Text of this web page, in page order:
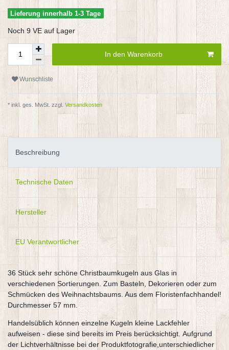
Lieferung innerhalb 1-3 Tage
Noch 9 VE auf Lager
In den Warenkorb
Wunschliste
* inkl. ges. MwSt. zzgl. Versandkosten
Beschreibung
Technische Daten
Hersteller
EU Verantwortlicher
36 Stück sehr schöne Christbaumkugeln aus Glas in
verschiedenen Sortierungen. Zum Basteln, Dekorieren oder zum
Schmücken des Weihnachtsbaums. Aus dem Floristenfachhandel!
Durchmesser 57 mm.
Handelsüblich können einzelne Kugeln kleine Lackfehler
aufweisen - diese sind bereits im Preis berücksichtigt. Aufgrund
der Lichtverhältnisse bei der Produktfotografie,unterschiedlicher